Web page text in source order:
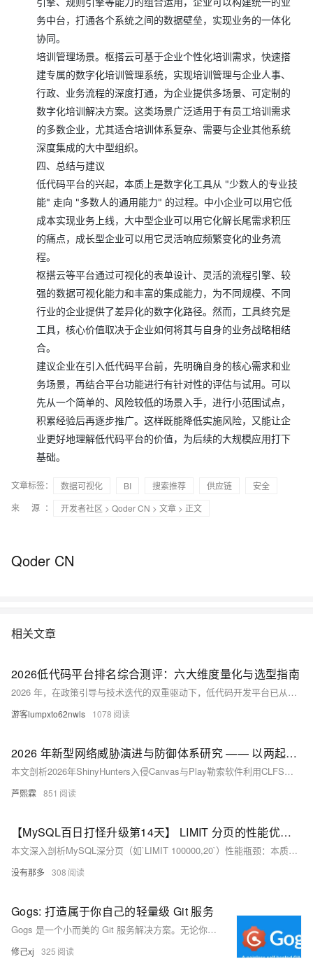
务中台，打通各个系统之间的数据壁垒，实现业务的一体化
协同。
培训管理场景。枢搭云可基于企业个性化培训需求，快速搭
建专属的数字化培训管理系统，实现培训管理与企业人事、
行政、业务流程的深度打通，为企业提供多场景、可定制的
数字化培训解决方案。这类场景广泛适用于有员工培训需求
的多数企业，尤其适合培训体系复杂、需要与企业其他系统
深度集成的大中型组织。
四、总结与建议
低代码平台的兴起，本质上是数字化工具从 "少数人的专业技
能" 走向 "多数人的通用能力" 的过程。中小企业可以用它低
成本实现业务上线，大中型企业可以用它化解长尾需求积压
的痛点，成长型企业可以用它灵活响应频繁变化的业务流
程。
枢搭云等平台通过可视化的表单设计、灵活的流程引擎、较
强的数据可视化能力和丰富的集成能力，为不同规模、不同
行业的企业提供了差异化的数字化路径。然而，工具终究是
工具，核心价值取决于企业如何将其与自身的业务战略相结
合。
建议企业在引入低代码平台前，先明确自身的核心需求和业
务场景，再结合平台功能进行有针对性的评估与试用。可以
先从一个简单的、风险较低的场景入手，进行小范围试点，
积累经验后再逐步推广。这样既能降低实施风险，又能让企
业更好地理解低代码平台的价值，为后续的大规模应用打下
基础。
文章标签： 数据可视化 BI 搜索推荐 供应链
安全
来 源：
开发者社区 > Qoder CN > 文章 > 正文
Qoder CN
相关文章
2026低代码平台排名综合测评：六大维度量化与选型指南
2026 年，在政策引导与技术迭代的双重驱动下，低代码开发平台已从企业数字化的 "可选工具" 转变为 "核心标配"。据艾瑞咨询最新数据，中国低代码市场规模已突破 131 亿元，年复合增长率稳定在 20% 以上，越来越多的企业选择通过低代码技术加速业务系统搭建。
游客lumpxto62nwls 1078
2026 年新型网络威胁演进与防御体系研究 —— 以两起典型攻击为例
本文剖析2026年ShinyHunters入侵Canvas与Play勒索软件利用CLFS零日漏洞两大典型事件，揭示供应链攻击、身份劫持、零日武器化、双重勒索等新威胁特征；提出以身份为中心、零信任为基座的五层防御体系，并提供可落地的令牌校验、提权检测、数据导出监控等代码实现，助力教育、金融等行业构建韧性安全防线。（239字）
芦熙霖 851
【MySQL百日打怪升级第14天】 LIMIT 分页的性能优化：深分页到底慢在哪？
本文深入剖析MySQL深分页（如`LIMIT 100000,20`）性能瓶颈：本质是OFFSET导致全量扫描与丢弃，页码越深，扫描行数线性增长。详解三种实战优化方案——游标分页（高效稳定，需有序唯一字段）、延迟关联（兼容OFFSET，索引覆盖减回表）、范围分页（极简但场景受限），并附EXPLAIN对比与避坑指南。（239字）
没有那多 308
Gogs: 打造属于你自己的轻量级 Git 服务
Gogs 是一个小而美的 Git 服务解决方案。无论你是想在个人服务器上搭建私有的代码仓库，还是为小团队提供一个轻量级的代码协作平台，Gogs 都是一个值得考虑的选择。
修己xj 325